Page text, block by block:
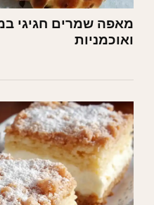
מאפה שמרים חגיגי
ואוכמניות